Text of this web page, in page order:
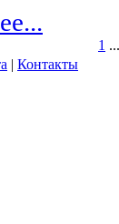
1 ...
| Контакты